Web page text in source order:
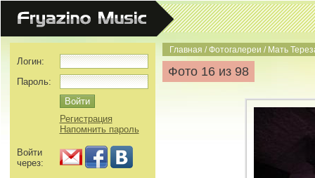
Главная /Фотогалереи / Мать
Фото 16 из 98
Логин:
Пароль:
Регистрация
Напомнить пароль
Войти
через: